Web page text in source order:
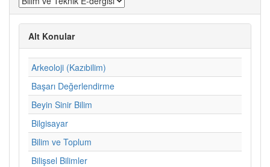
Alt Konular
Arkeoloji (Kazıbilim)
Başarı Değerlendirme
Beyin Sinir Bilim
Bilgisayar
Bilim ve Toplum
Bilişsel Bilimler